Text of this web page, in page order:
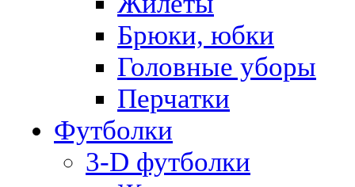
Брюки, юбки
Головные уборы
Перчатки
Футболки
3-D футболки